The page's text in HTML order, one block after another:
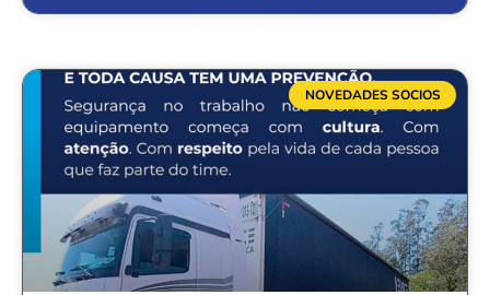
NOVEDADES SOCIOS